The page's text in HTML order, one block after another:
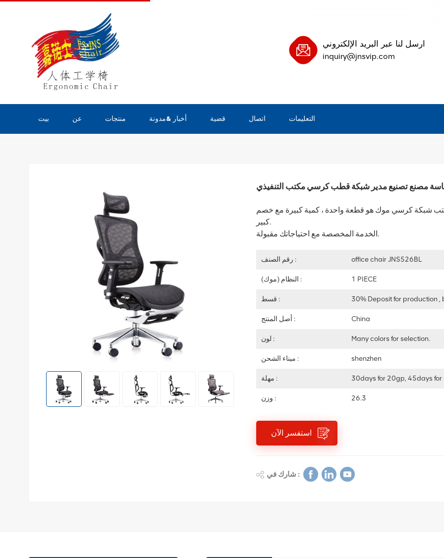
ارسل لنا عبر البريد الإلكتروني
inquiry@jnsvip.com
بيت عن منتجات أخبار &مدونة قضية اتصال التعليمات
منتجات
مصنع تصنيع مدير شبكة قطب كرسي مكتب التنفيذي
شبكة كرسي موك هو قطعة واحدة ، كمية كبيرة مع خصم
كبير.
الخدمة المخصصة مع احتياجاتك مقبولة.
رقم الصنف : office chair JNS526BL
النظام (موك) : 1 PIECE
قسط : 30% Deposit for production
أصل المنتج : China
لون : Many colors for selection.
ميناء الشحن : shenzhen
مهلة : 30days for 20gp, 45days for
وزن : 26.3
شارك في :